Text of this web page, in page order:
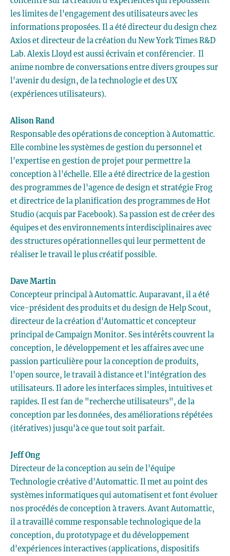
les limites de l'engagement des utilisateurs avec les
informations proposées. Il a été directeur du design chez
Axios et directeur de la création du New York Times R&D
Lab. Alexis Lloyd est aussi écrivain et conférencier. Il
anime nombre de conversations entre divers groupes sur
l'avenir du design, de la technologie et des UX
(expériences utilisateurs).
Alison Rand
Responsable des opérations de conception à Automattic.
Elle combine les systèmes de gestion du personnel et
l'expertise en gestion de projet pour permettre la
conception à l'échelle. Elle a été directrice de la gestion
des programmes de l'agence de design et stratégie Frog
et directrice de la planification des programmes de Hot
Studio (acquis par Facebook). Sa passion est de créer des
équipes et des environnements interdisciplinaires avec
des structures opérationnelles qui leur permettent de
réaliser le travail le plus créatif possible.
Dave Martin
Concepteur principal à Automattic. Auparavant, il a été
vice-président des produits et du design de Help Scout,
directeur de la création d'Automattic et concepteur
principal de Campaign Monitor. Ses intérêts couvrent la
conception, le développement et les affaires avec une
passion particulière pour la conception de produits,
l'open source, le travail à distance et l'intégration des
utilisateurs. Il adore les interfaces simples, intuitives et
rapides. Il est fan de "recherche utilisateurs", de la
conception par les données, des améliorations répétées
(itératives) jusqu'à ce que tout soit parfait.
Jeff Ong
Directeur de la conception au sein de l'équipe
Technologie créative d'Automattic. Il met au point des
systèmes informatiques qui automatisent et font évoluer
nos procédés de conception à travers. Avant Automattic,
il a travaillé comme responsable technologique de la
conception, du prototypage et du développement
d'expériences interactives (applications, dispositifs